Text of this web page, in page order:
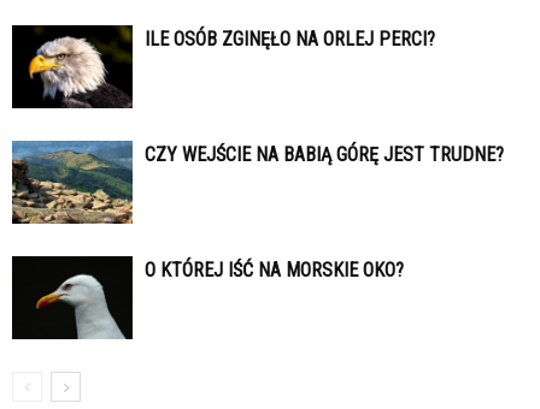
ILE OSÓB ZGINĘŁO NA ORLEJ PERCI?
CZY WEJŚCIE NA BABIĄ GÓRĘ JEST TRUDNE?
O KTÓREJ IŚĆ NA MORSKIE OKO?